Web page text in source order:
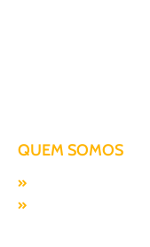
QUEM SOMOS